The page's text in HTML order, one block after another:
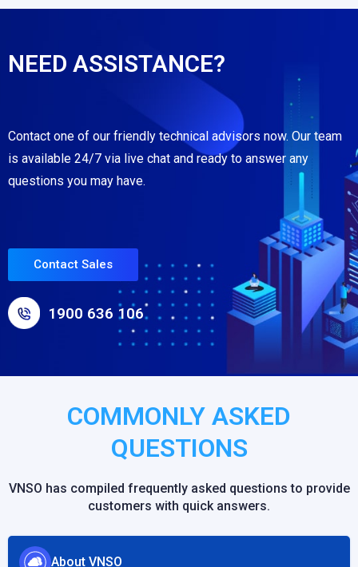
NEED ASSISTANCE?
Contact one of our friendly technical advisors now. Our team
is available 24/7 via live chat and ready to answer any
questions you may have.
Contact Sales
1900 636 106
COMMONLY ASKED
QUESTIONS
VNSO has compiled frequently asked questions to provide
customers with quick answers.
About VNSO